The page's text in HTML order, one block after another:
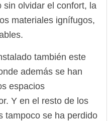
sin olvidar el confort, la
materiales ignífugos,
también este
además se han
espacios
Y en el resto de los
tampoco se ha perdido